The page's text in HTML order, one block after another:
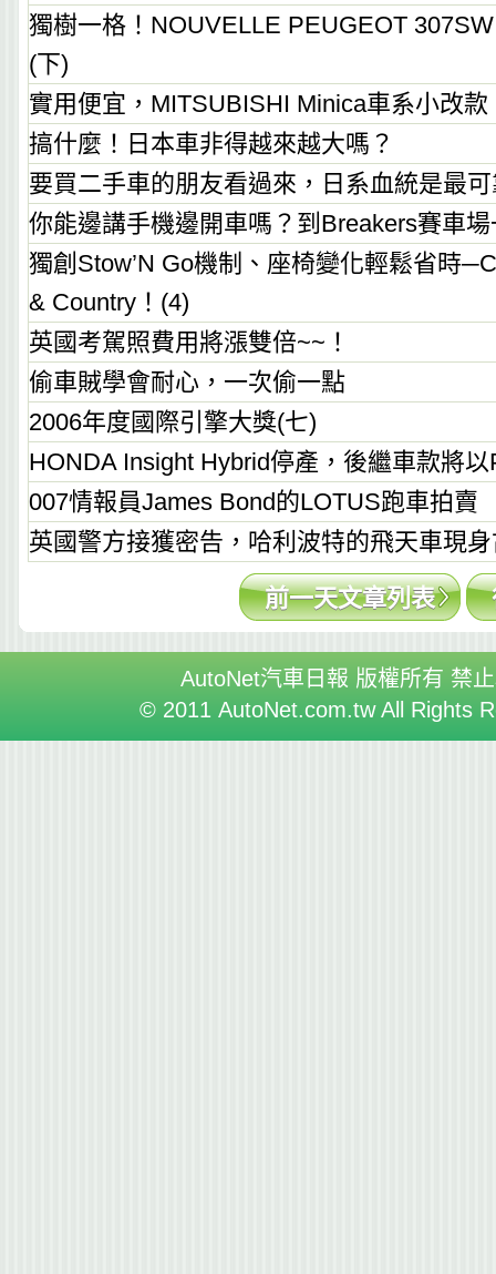
獨樹一格！NOUVELLE PEUGEOT
(下)
實用便宜，MITSUBISHI Minica車系小改款
搞什麼！日本車非得越來越大嗎？
要買二手車的朋友看過來，日系血統是最
你能邊講手機邊開車嗎？到Breakers賽車
獨創Stow’N Go機制、座椅變化輕鬆省時
& Country！(4)
英國考駕照費用將漲雙倍~~！
偷車賊學會耐心，一次偷一點
2006年度國際引擎大獎(七)
HONDA Insight Hybrid停產，後繼車款將
007情報員James Bond的LOTUS跑車拍賣
英國警方接獲密告，哈利波特的飛天車現
前一天文章列表
AutoNet汽車日報 版權所有 禁
© 2011 AutoNet.com.tw All Rights